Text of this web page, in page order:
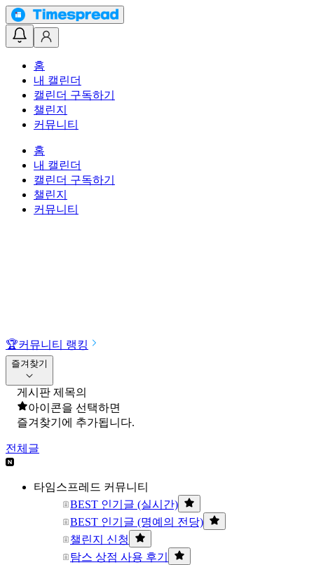
홈
내 캘린더
캘린더 구독하기
챌린지
커뮤니티
홈
내 캘린더
캘린더 구독하기
챌린지
커뮤니티
🏆커뮤니티 랭킹
즐겨찾기
게시판 제목의
아이콘을 선택하면
즐겨찾기에 추가됩니다.
전체글
타임스프레드 커뮤니티
BEST 인기글 (실시간)
BEST 인기글 (명예의 전당)
챌린지 신청
탐스 상점 사용 후기